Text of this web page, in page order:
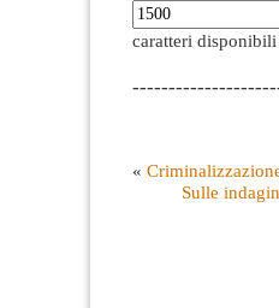
caratteri disponibili
«
Sulle